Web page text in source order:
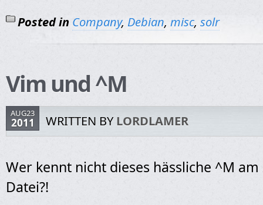
Posted in Company, Debian, misc, solr
Vim und ^M
AUG23
2011 WRITTEN BYLORDLAMER
Wer kennt nicht dieses hässliche ^M
Datei?!